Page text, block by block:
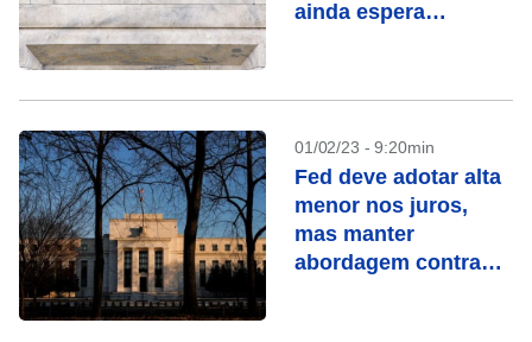
ainda espera
01/02/23 - 9:20min
Fed deve adotar alta
menor nos juros,
mas manter
abordagem contra